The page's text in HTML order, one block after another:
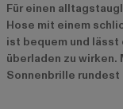
Für einen
Hose mit einem
ist bequem und lässt
überladen zu wirken.
Sonnenbrille rundest